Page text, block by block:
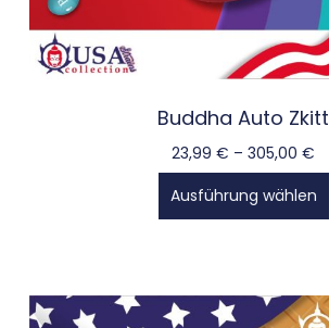
Buddha Auto Zkitt
23,99 € – 305,00 €
Ausführung wählen